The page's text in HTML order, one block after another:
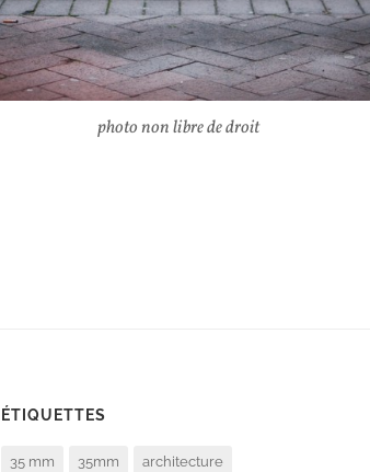
photo non libre de droit
ÉTIQUETTES
35 mm 35mm architecture